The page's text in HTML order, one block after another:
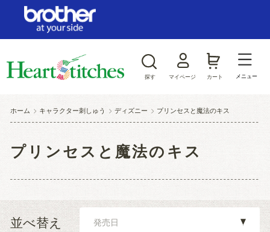
探す マイページ カート メニュー
ホーム > キャラクター刺しゅう >ディズニー > プリンセスと魔法のキス
プリンセスと魔法のキス
並べ替え
ログイン/新規会員登録